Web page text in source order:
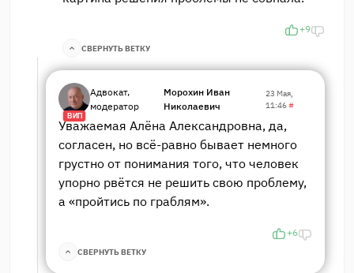
+9
СВЕРНУТЬ ВЕТКУ
ВИП
Адвокат,
модератор
Морохин Иван
Николаевич
23 Мая,
11:46#
Уважаемая Алёна Александровна, да,
согласен, но всё-равно бывает немного
грустно от понимания того, что человек
упорно рвётся не решить свою проблему,
а «пройтись по граблям».
+6
СВЕРНУТЬ ВЕТКУ